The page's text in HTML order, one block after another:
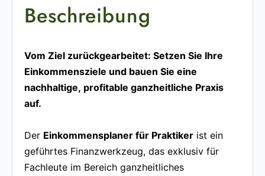
Beschreibung
Vom Ziel zurückgearbeitet: Setzen Sie Ihre
Einkommensziele und bauen Sie eine
nachhaltige, profitable ganzheitliche Praxis
auf.
Der Einkommensplaner für Praktiker ist ein
geführtes Finanzwerkzeug, das exklusiv für
Fachleute im Bereich ganzheitliches